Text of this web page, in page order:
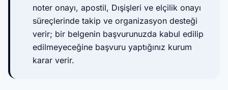
noter onayı, apostil, Dışişleri ve elçilik onayı
süreçlerinde takip ve organizasyon desteği
verir; bir belgenin başvurunuzda kabul edilip
edilmeyeceğine başvuru yaptığınız kurum
karar verir.